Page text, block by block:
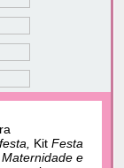
KitFesta
e